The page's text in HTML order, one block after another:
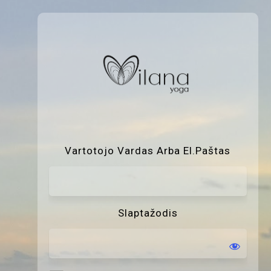
Vartotojo Vardas Arba El.paštas
Slaptažodis